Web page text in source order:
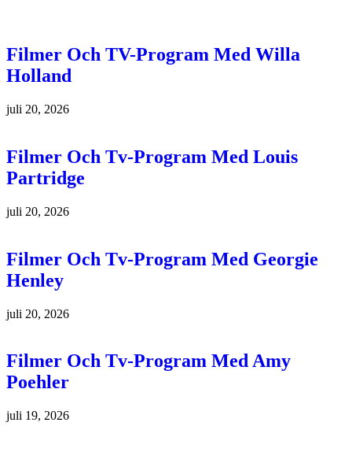
Filmer Och TV-Program Med Willa
Holland
juli 20, 2026
Filmer Och Tv-Program Med Louis
Partridge
juli 20, 2026
Filmer Och Tv-Program Med Georgie
Henley
juli 20, 2026
Filmer Och Tv-Program Med Amy
Poehler
juli 19, 2026